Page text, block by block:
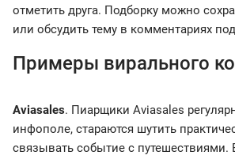
отметить друга. Подборку можно
или обсудить тему в комментариях
Примеры вирального
Aviasales. Пиарщики Aviasales
инфополе, стараются шутить
связывать событие с путешествиями.